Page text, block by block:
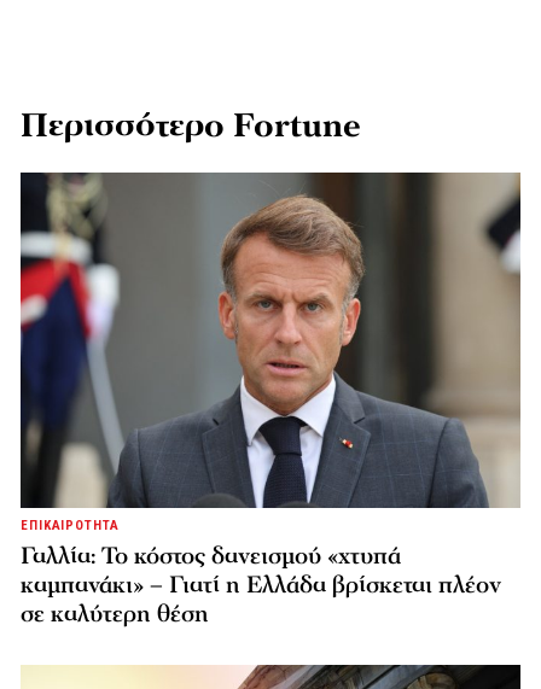
Περισσότερο Fortune
ΕΠΙΚΑΙΡΟΤΗΤΑ
Γαλλία: Το κόστος δανεισμού «χτυπά
καμπανάκι» – Γιατί η Ελλάδα βρίσκεται πλέον
σε καλύτερη θέση